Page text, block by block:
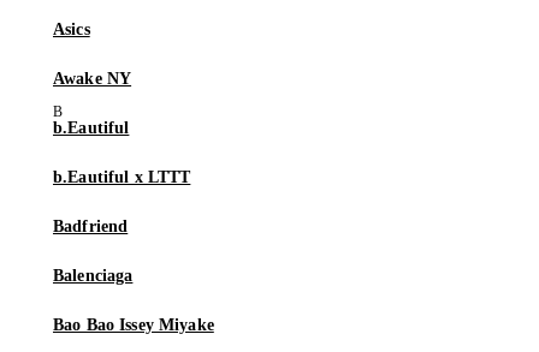
Asics
Awake NY
b.Eautiful
b.Eautiful x LTTT
Badfriend
Balenciaga
Bao Bao Issey Miyake